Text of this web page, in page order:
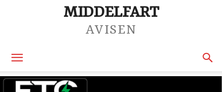
MIDDELFART
AVISEN